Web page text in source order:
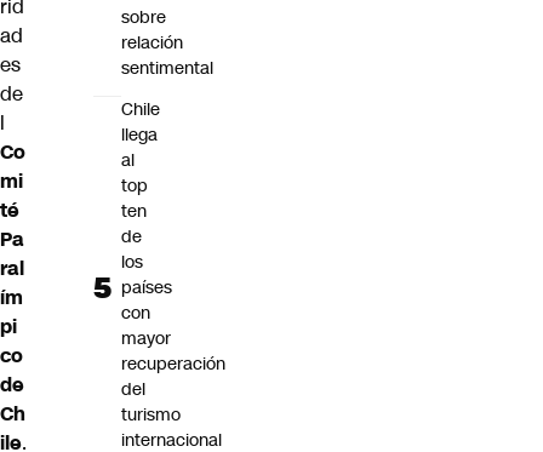
rid
ad
es
de
l
Co
mi
té
Pa
ral
ím
pi
co
de
Ch
ile.
sobre
relación
sentimental
Chile
llega
al
top
ten
de
los
países
con
mayor
recuperación
del
turismo
internacional